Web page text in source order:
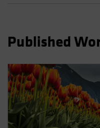
UK
US (Non-US
Published